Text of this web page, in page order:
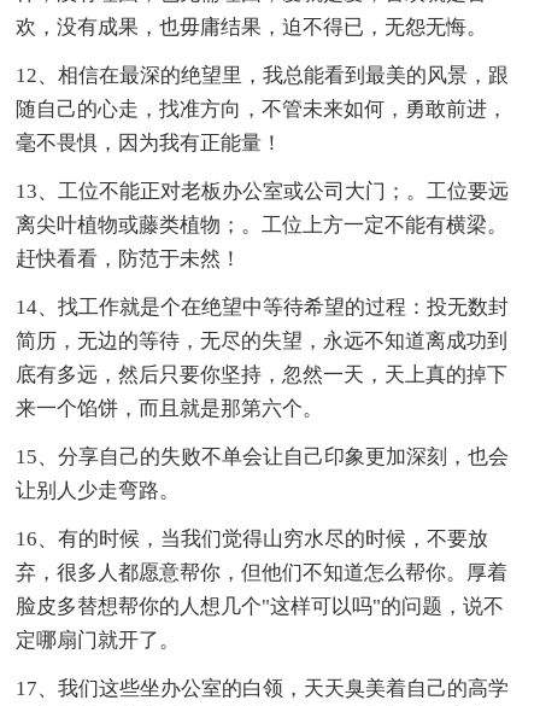
欢，没有成果，也毋庸结果，迫不得已，无怨无悔。
12、相信在最深的绝望里，我总能看到最美的风景，跟
随自己的心走，找准方向，不管未来如何，勇敢前进，
毫不畏惧，因为我有正能量！
13、工位不能正对老板办公室或公司大门；。工位要远
离尖叶植物或藤类植物；。工位上方一定不能有横梁。
赶快看看，防范于未然！
14、找工作就是个在绝望中等待希望的过程：投无数封
简历，无边的等待，无尽的失望，永远不知道离成功到
底有多远，然后只要你坚持，忽然一天，天上真的掉下
来一个馅饼，而且就是那第六个。
15、分享自己的失败不单会让自己印象更加深刻，也会
让别人少走弯路。
16、有的时候，当我们觉得山穷水尽的时候，不要放
弃，很多人都愿意帮你，但他们不知道怎么帮你。厚着
脸皮多替想帮你的人想几个"这样可以吗"的问题，说不
定哪扇门就开了。
17、我们这些坐办公室的白领，天天臭美着自己的高学